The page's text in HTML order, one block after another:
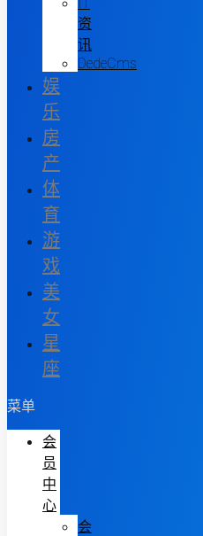
资
讯
DedeCms
娱
乐
房
产
体
育
游
戏
美
女
星
座
菜单
会
员
中
心
会